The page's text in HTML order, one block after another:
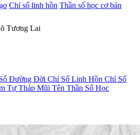
Chỉ số linh hồn Thần số học cơ bản
Tương Lai
Đường Đời Chỉ Số Linh Hồn Chỉ Số
Tự Tháp Mũi Tên Thần Số Học